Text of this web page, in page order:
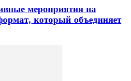
мероприятия на
который объединяет